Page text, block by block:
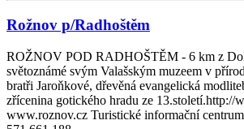
Rožnov p/Radhoštěm
ROŽNOV POD RADHOŠTĚM - 6 km z
světoznámé svým Valašským muzeem v
bratři Jaroňkové, dřevěná evangelická
zřícenina gotického hradu ze 13.století.http://
www.roznov.cz Turistické informační